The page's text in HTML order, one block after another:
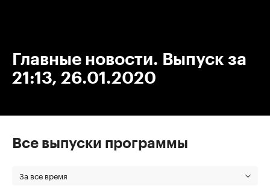
Главные новости. Выпуск за
21:13, 26.01.2020
Все выпуски программы
За все время